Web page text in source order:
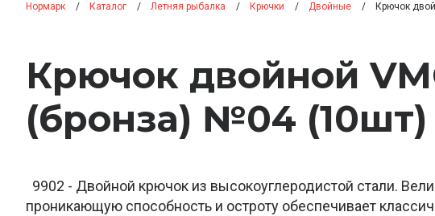
Нормарк Каталог Летняя рыбалка Крючки Двойные Крючок
Крючок двойной
(бронза) №04 (10шт)
9902 - Двойной крючок из высокоуглеродистой стали.
проникающую способность и остроту обеспечивает